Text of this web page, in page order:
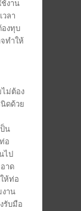
งาน
ลา
องทุบ
ทำให้
ม่ต้อง
ดด้วย
น
อ
ไป
าด
ห้ท่อ
าน
รับมือ